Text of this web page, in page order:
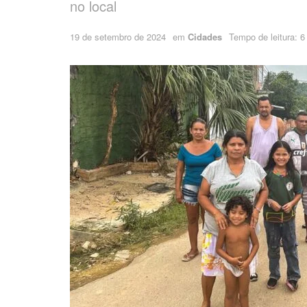
no local
19 de setembro de 2024 em Cidades Tempo de leitura: